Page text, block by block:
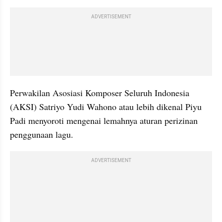
ADVERTISEMENT
Perwakilan Asosiasi Komposer Seluruh Indonesia
(AKSI) Satriyo Yudi Wahono atau lebih dikenal Piyu
Padi menyoroti mengenai lemahnya aturan perizinan
penggunaan lagu.
ADVERTISEMENT